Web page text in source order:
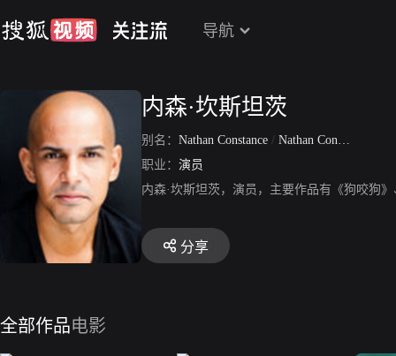
导航
内森·坎斯坦茨
别名： Nathan Constance / Nathan Constance
职业： 演员
内森·坎斯坦茨，演员，主要作品有《狗咬狗
分享
全部作品电影